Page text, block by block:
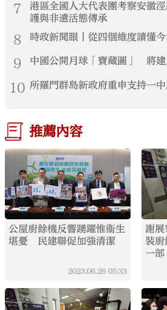
7
港區全國人大代表團考察安徽
護與非遺活態傳承
8 時政新聞眼丨從四個維度讀懂
9 中國公開月球「寶藏圖」 將建
10 所羅門群島新政府重申支持一
推薦內容
公屋廚餘機反響踴躍惟衞生
堪憂 民建聯促加強清潔
2023.06.26 05:33
謝展
裝
一部